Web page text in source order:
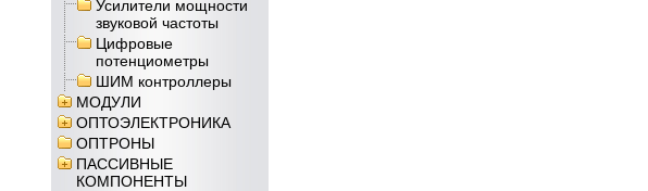
Усилители мощности
звуковой частоты
Цифровые
потенциометры
ШИМ контроллеры
МОДУЛИ
ОПТОЭЛЕКТРОНИКА
ОПТРОНЫ
ПАССИВНЫЕ
КОМПОНЕНТЫ